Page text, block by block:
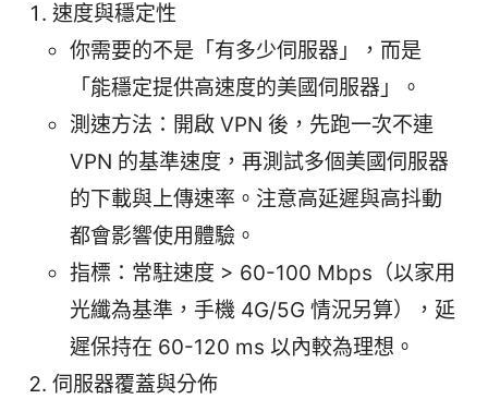
速度與穩定性
你需要的不是「有多少伺服器」，而是
「能穩定提供高速度的美國伺服器」。
測速方法：開啟 VPN 後，先跑一次不連
VPN 的基準速度，再測試多個美國伺服器
的下載與上傳速率。注意高延遲與高抖動
都會影響使用體驗。
指標：常駐速度 > 60-100 Mbps（以家用
光纖為基準，手機 4G/5G 情況另算），延
遲保持在 60-120 ms 以內較為理想。
伺服器覆蓋與分佈